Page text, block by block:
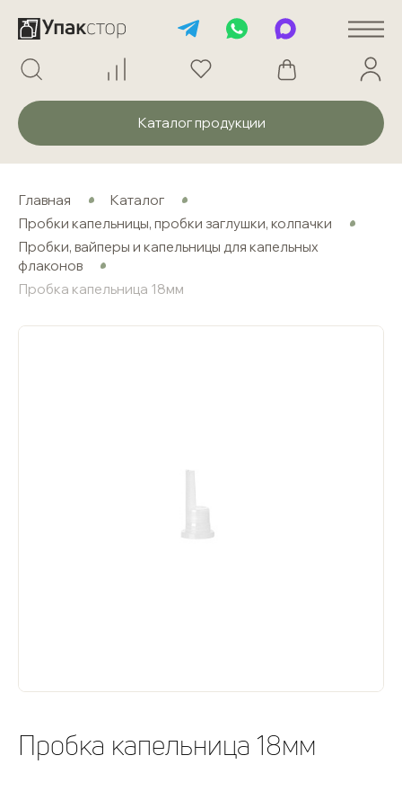
Каталог продукции
Главная
Каталог
Пробки капельницы, пробки заглушки, колпачки
Пробки, вайперы и капельницы для капельных
флаконов
Пробка капельница 18мм
Пробка капельница 18мм